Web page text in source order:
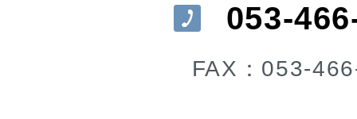
053-
FAX：053-